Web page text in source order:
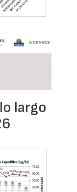
largo